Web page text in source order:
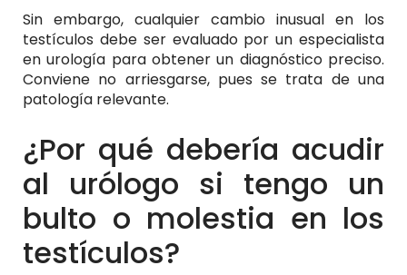
Sin embargo, cualquier cambio inusual en los
testículos debe ser evaluado por un especialista
en urología para obtener un diagnóstico preciso.
Conviene no arriesgarse, pues se trata de una
patología relevante.
¿Por qué debería acudir
al urólogo si tengo un
bulto o molestia en los
testículos?